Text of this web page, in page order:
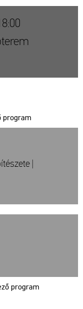
program
|
program